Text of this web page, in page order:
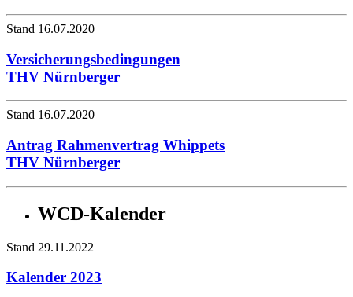
Stand 16.07.2020
Versicherungsbedingungen
THV Nürnberger
Stand 16.07.2020
Antrag Rahmenvertrag Whippets
THV Nürnberger
WCD-Kalender
Stand 29.11.2022
Kalender 2023